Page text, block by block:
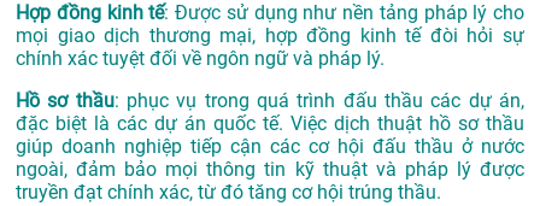
Hợp đồng kinh tế: Được sử dụng như nền tảng pháp lý cho
mọi giao dịch thương mại, hợp đồng kinh tế đòi hỏi sự
chính xác tuyệt đối về ngôn ngữ và pháp lý.
Hồ sơ thầu: phục vụ trong quá trình đấu thầu các dự án,
đặc biệt là các dự án quốc tế. Việc dịch thuật hồ sơ thầu
giúp doanh nghiệp tiếp cận các cơ hội đấu thầu ở nước
ngoài, đảm bảo mọi thông tin kỹ thuật và pháp lý được
truyền đạt chính xác, từ đó tăng cơ hội trúng thầu.